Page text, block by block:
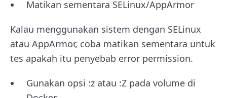
Matikan sementara SELinux/AppArmor
Kalau menggunakan sistem dengan SELinux
atau AppArmor, coba matikan sementara untuk
tes apakah itu penyebab error permission.
Gunakan opsi :z atau :Z pada volume di